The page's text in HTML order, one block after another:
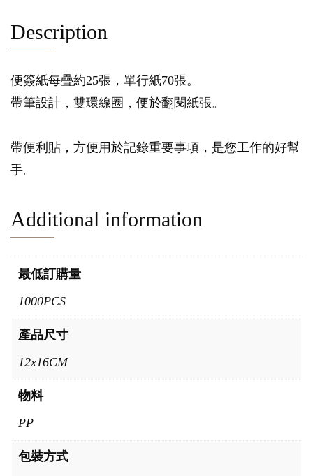
Description
便簽紙每疊約25張，單行紙70張。
帶筆設計，雙環線圈，便於翻閱紙張。
帶便利貼，方便用於記錄重要事項，是您工作的好幫
手。
Additional information
最低訂購量
1000PCS
產品尺寸
12x16CM
物料
PP
包裝方式